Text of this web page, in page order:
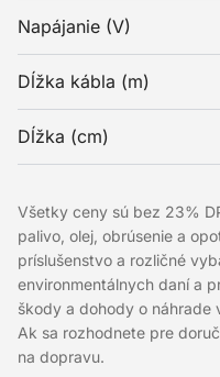
Napájanie (V)
Dĺžka kábla (m)
Dĺžka (cm)
Všetky ceny sú bez 23%
palivo, olej, obrúsenie a
príslušenstvo a rozličné
environmentálnych daní a
škody a dohody o
Ak sa rozhodnete pre
na dopravu.